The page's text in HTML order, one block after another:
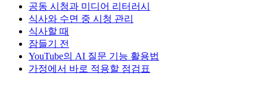
공동 시청과 미디어 리터러시
식사와 수면 중 시청 관리
식사할 때
잠들기 전
YouTube의 AI 질문 기능 활용법
가정에서 바로 적용할 점검표